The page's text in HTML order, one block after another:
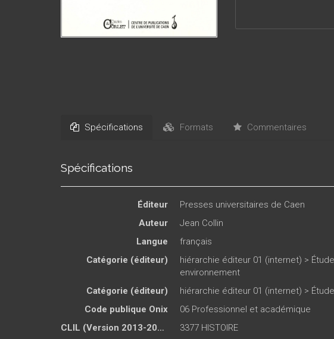
Spécifications Formats Commentaires
Spécifications
Éditeur
Presses universitaires de Caen
Auteur
Jean Collin
Langue
français
Catégorie (éditeur)
hiérarchie éditeur 01 (internet) >
environnement
Catégorie (éditeur)
hiérarchie éditeur 01 (internet) >
Code publique Onix
06 Professionnel et académique
CLIL (Version 2013-2019 )
3377 HISTOIRE